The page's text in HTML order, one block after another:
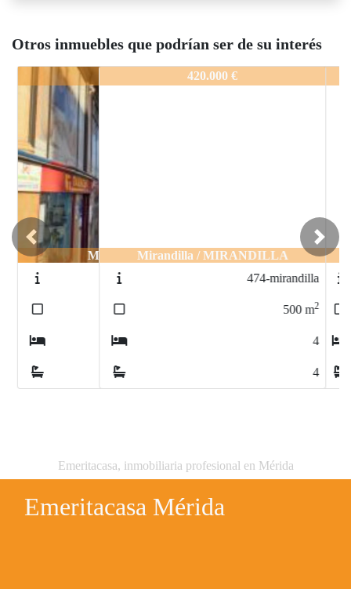
Otros inmuebles que podrían ser de su interés
1663-EXTRAORDINARIO-CHALET-S.M
420.000 €
Mirandilla / MIRANDILLA
474-mirandilla
Previous Next
Emeritacasa, inmobiliaria profesional en Mérida
Emeritacasa Mérida